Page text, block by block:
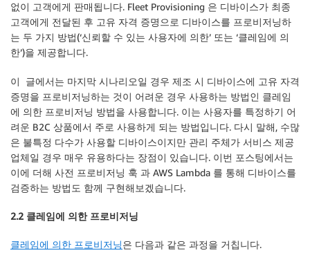
없이 고객에게 판매됩니다. Fleet Provisioning 은 디바이스가 최종
고객에게 전달된 후 고유 자격 증명으로 디바이스를 프로비저닝하
는 두 가지 방법(‘신뢰할 수 있는 사용자에 의한’ 또는 ‘클레임에 의
한’)을 제공합니다.
이 글에서는 마지막 시나리오일 경우 제조 시 디바이스에 고유 자격
증명을 프로비저닝하는 것이 어려운 경우 사용하는 방법인 클레임
에 의한 프로비저닝 방법을 사용합니다. 이는 사용자를 특정하기 어
려운 B2C 상품에서 주로 사용하게 되는 방법입니다. 다시 말해, 수많
은 불특정 다수가 사용할 디바이스이지만 관리 주체가 서비스 제공
업체일 경우 매우 유용하다는 장점이 있습니다. 이번 포스팅에서는
이에 더해 사전 프로비저닝 훅 과 AWS Lambda 를 통해 디바이스를
검증하는 방법도 함께 구현해보겠습니다.
2.2 클레임에 의한 프로비저닝
클레임에 의한 프로비저닝은 다음과 같은 과정을 거칩니다.